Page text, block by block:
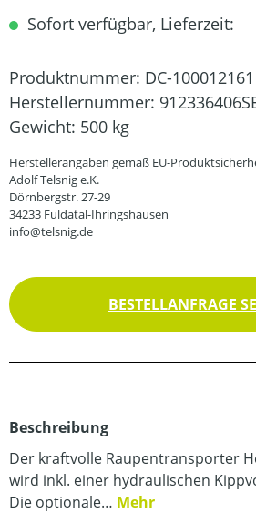
Sofort verfügbar, Lieferzeit:
Produktnummer: DC-100012161
Herstellernummer:
Gewicht: 500 kg
Herstellerangaben gemäß EU-
Adolf Telsnig e.K.
Dörnbergstr. 27-29
34233 Fuldatal-Ihringshausen
info@telsnig.de
BESTELLANFRAGE
Beschreibung
Der kraftvolle Raupentransporter
wird inkl. einer hydraulischen
Die optionale… Mehr